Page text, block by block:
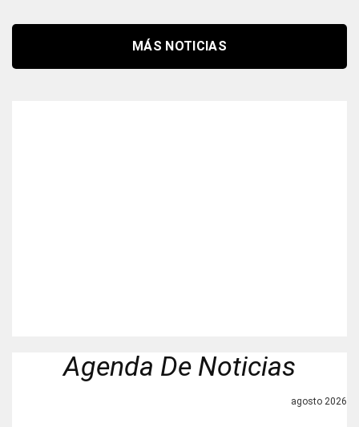
MÁS NOTICIAS
Agenda De Noticias
agosto 2026